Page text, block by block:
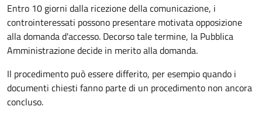
Entro 10 giorni dalla ricezione della comunicazione, i
controinteressati possono presentare motivata opposizione
alla domanda d'accesso. Decorso tale termine, la Pubblica
Amministrazione decide in merito alla domanda.
Il procedimento può essere differito, per esempio quando i
documenti chiesti fanno parte di un procedimento non ancora
concluso.